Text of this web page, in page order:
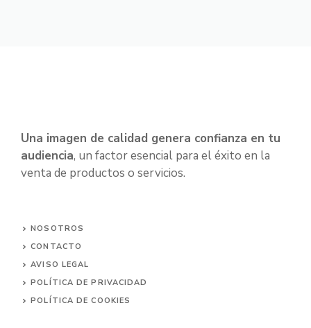
Una imagen de calidad genera confianza en tu
audiencia, un factor esencial para el éxito en la
venta de productos o servicios.
NOSOTROS
CONTACTO
AVISO LEGAL
POLÍTICA DE PRIVACIDAD
POLÍTICA DE COOKIES